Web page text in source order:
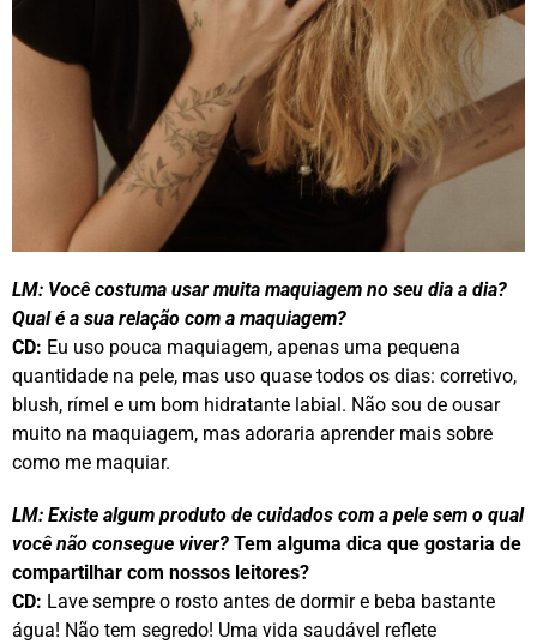
LM: Você costuma usar muita maquiagem no seu dia a dia?
Qual é a sua relação com a maquiagem?
CD: Eu uso pouca maquiagem, apenas uma pequena
quantidade na pele, mas uso quase todos os dias: corretivo,
blush, rímel e um bom hidratante labial. Não sou de ousar
muito na maquiagem, mas adoraria aprender mais sobre
como me maquiar.
LM: Existe algum produto de cuidados com a pele sem o qual
você não consegue viver? Tem alguma dica que gostaria de
compartilhar com nossos leitores?
CD: Lave sempre o rosto antes de dormir e beba bastante
água! Não tem segredo! Uma vida saudável reflete